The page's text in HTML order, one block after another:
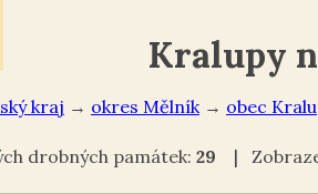
Kralupy
kraj → okres Mělník →
drobných památek: 29 |